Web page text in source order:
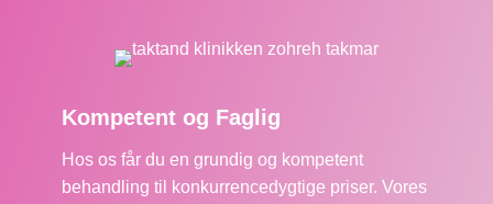
Kompetent og Faglig
Hos os får du en grundig og kompetent
behandling til konkurrencedygtige priser. Vores